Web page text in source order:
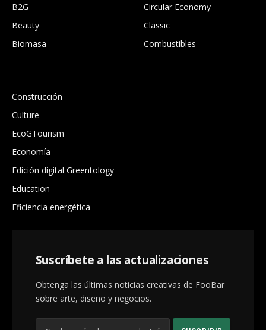
B2G
Beauty
Biomasa
Circular Economy
Classic
Combustibles
Construcción
Culture
EcoGTourism
Economía
Edición digital Greentology
Education
Eficiencia energética
Suscríbete a las actualizaciones
Obtenga las últimas noticias creativas de FooBar
sobre arte, diseño y negocios.